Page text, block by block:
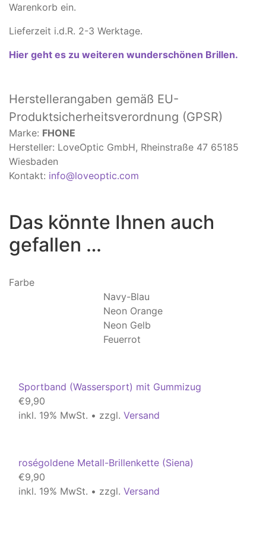
Warenkorb ein.
Lieferzeit i.d.R. 2-3 Werktage.
Hier geht es zu weiteren wunderschönen Brillen.
Herstellerangaben gemäß EU-
Produktsicherheitsverordnung (GPSR)
Marke: FHONE
Hersteller: LoveOptic GmbH, Rheinstraße 47 65185
Wiesbaden
Kontakt: info@loveoptic.com
Das könnte Ihnen auch
gefallen …
Farbe
Navy-Blau
Neon Orange
Neon Gelb
Feuerrot
Sportband (Wassersport) mit Gummizug
€9,90
inkl. 19% MwSt. • zzgl. Versand
roségoldene Metall-Brillenkette (Siena)
€9,90
inkl. 19% MwSt. • zzgl. Versand